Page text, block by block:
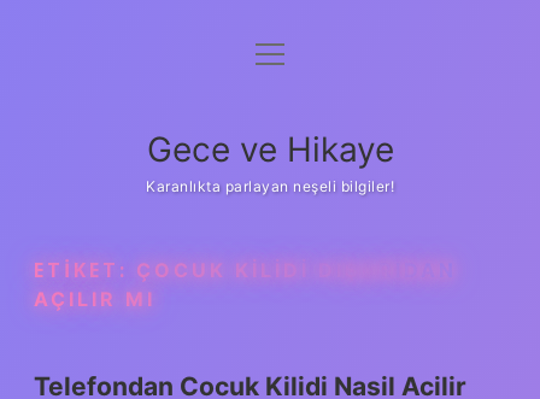
Anasayfa
Yasal Uyarı
menüyü
Gece ve Hikaye
Karanlıkta parlayan neşeli bilgiler!
ETIKET: ÇOCUK KILIDI DIŞARIDAN
AÇILIR MI
Telefondan Cocuk Kilidi Nasil Acilir